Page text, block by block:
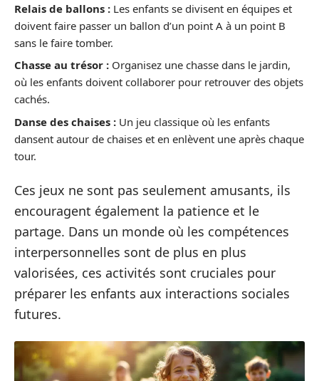
Relais de ballons : Les enfants se divisent en équipes et
doivent faire passer un ballon d’un point A à un point B
sans le faire tomber.
Chasse au trésor : Organisez une chasse dans le jardin,
où les enfants doivent collaborer pour retrouver des objets
cachés.
Danse des chaises : Un jeu classique où les enfants
dansent autour de chaises et en enlèvent une après chaque
tour.
Ces jeux ne sont pas seulement amusants, ils
encouragent également la patience et le
partage. Dans un monde où les compétences
interpersonnelles sont de plus en plus
valorisées, ces activités sont cruciales pour
préparer les enfants aux interactions sociales
futures.